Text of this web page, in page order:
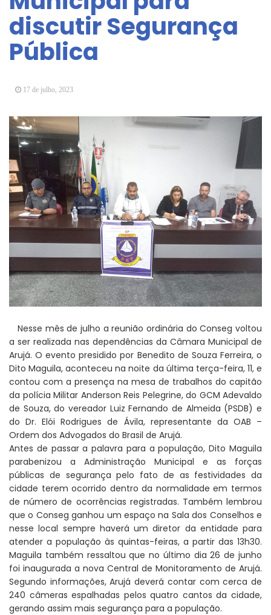
Vereadores Mirins iniciam jornada no Legislativo
com participação em Sessão Simulada
CONDEMAT+ e Sesc Mogi das Cruzes
promovem palestra sobre diversidade e inclusão no
discutir Segurança
Pública
17 de julho, 2023
Nesse mês de julho a reunião ordinária do Conseg voltou
a ser realizada nas dependências da Câmara Municipal de
Arujá. O evento presidido por Benedito de Souza Ferreira, o
Dito Maguila, aconteceu na noite da última terça-feira, 11, e
contou com a presença na mesa de trabalhos do capitão
da polícia Militar Anderson Reis Pelegrine, do GCM Adevaldo
de Souza, do vereador Luiz Fernando de Almeida (PSDB) e
do Dr. Elói Rodrigues de Ávila, representante da OAB –
Ordem dos Advogados do Brasil de Arujá.
Antes de passar a palavra para a população, Dito Maguila
parabenizou a Administração Municipal e as forças
públicas de segurança pelo fato de as festividades da
cidade terem ocorrido dentro da normalidade em termos
de número de ocorrências registradas. Também lembrou
que o Conseg ganhou um espaço na Sala dos Conselhos e
nesse local sempre haverá um diretor da entidade para
atender a população às quintas-feiras, a partir das 13h30.
Maguila também ressaltou que no último dia 26 de junho
foi inaugurada a nova Central de Monitoramento de Arujá.
Segundo informações, Arujá deverá contar com cerca de
240 câmeras espalhadas pelos quatro cantos da cidade,
gerando assim mais segurança para a população.